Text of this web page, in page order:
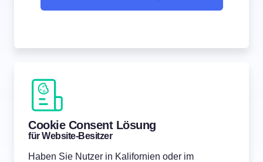
Cookie Consent Lösung
für Website-Besitzer
Haben Sie Nutzer in Kalifornien oder im